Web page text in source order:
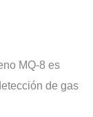
MQ-8 es
de gas